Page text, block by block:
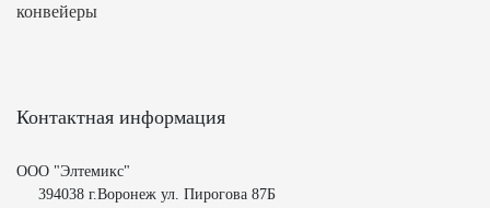
конвейеры
Контактная информация
ООО "Элтемикс"
394038 г.Воронеж ул. Пирогова 87Б